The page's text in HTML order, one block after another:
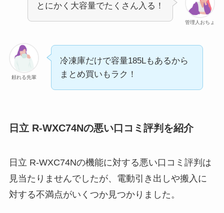
管理人おちょ
とにかく大容量でたくさん入る！
頼れる先輩
冷凍庫だけで容量185Lもあるから
まとめ買いもラク！
日立 R-WXC74Nの悪い口コミ評判を紹介
日立 R-WXC74Nの機能に対する悪い口コミ評判は
見当たりませんでしたが、電動引き出しや搬入に
対する不満点がいくつか見つかりました。